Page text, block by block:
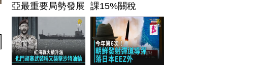
亞最重要局勢發展 課15%關稅